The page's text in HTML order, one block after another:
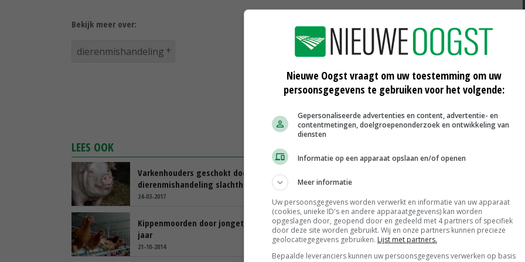
Bekijk meer over:
dierenmishandeling
LEES OOK
Varkenhouders geschokt door
dierenmishandeling slachthuis
24-03-2017
Kippenmoorden door jongetjes van 9
jaar
21-10-2014
'Dierenmishandeling erger dan
plofkip'
16-05-2014
Nieuwe Oogst vraagt om uw toestemming om uw
persoonsgegevens te gebruiken voor het volgende:
Gepersonaliseerde advertenties en content, advertentie- en
contentmetingen, doelgroepenonderzoek en ontwikkeling van
diensten
Informatie op een apparaat opslaan en/of openen
Meer informatie
Uw persoonsgegevens worden verwerkt en informatie van uw apparaat
(cookies, unieke ID's en andere apparaatgegevens) kan worden
opgeslagen door, geopend door en gedeeld met 4 partners of specifiek
door deze site worden gebruikt. Wij en onze partners kunnen precieze
geolocatiegegevens gebruiken. Lijst met partners.
Bepaalde leveranciers kunnen uw persoonsgegevens verwerken op basis